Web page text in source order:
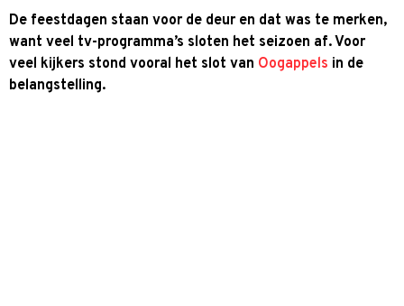
De feestdagen staan voor de deur en dat was te merken,
want veel tv-programma’s sloten het seizoen af. Voor
veel kijkers stond vooral het slot van Oogappels in de
belangstelling.